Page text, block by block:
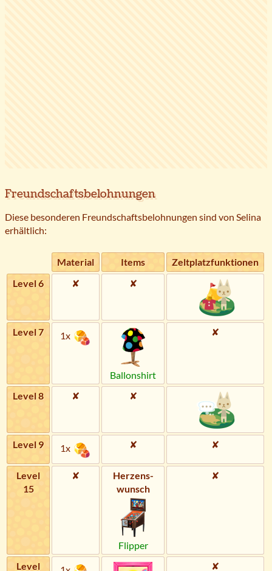
Freundschaftsbelohnungen
Diese besonderen Freundschaftsbelohnungen sind von Selina
erhältlich:
Material Items
Zeltplatzfunktionen
Level 6
✘ ✘
Level 7 1x
Ballonshirt
✘
Level 8 ✘ ✘
Level 9 1x ✘ ✘
Level
15
✘
Herzens­
wunsch
Flipper
✘
Level ✘